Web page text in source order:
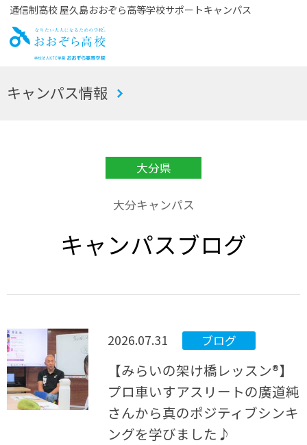
通信制高校 屋久島おおぞら高等学校サポートキャンパス
お
キャンパス情報
大分県
大分キャンパス
キャンパスブログ
2026.07.31 ブログ
【みらいの架け橋レッスン®】
プロ車いすアスリートの廣道純
さんから真のポジティブシンキ
ングを学びました♪